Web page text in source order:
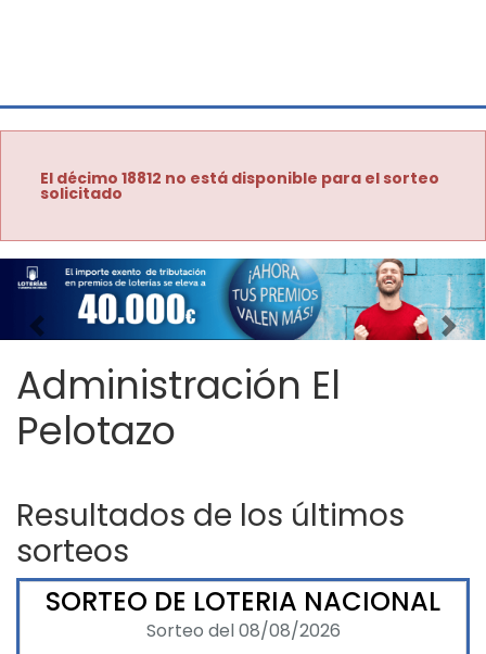
El décimo 18812 no está disponible para el sorteo
solicitado
Imagen anterior
Administración El
Pelotazo
Resultados de los últimos
sorteos
SORTEO DE LOTERIA NACIONAL
Sorteo del 08/08/2026